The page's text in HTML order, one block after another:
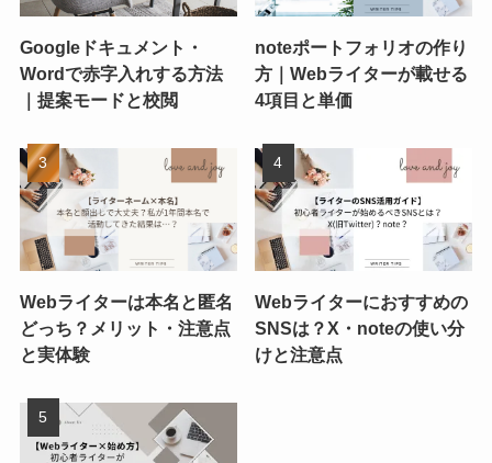
Googleドキュメント・
Wordで赤字入れする方法
｜提案モードと校閲
noteポートフォリオの作り
方｜Webライターが載せる
4項目と単価
Webライターは本名と匿名
どっち？メリット・注意点
と実体験
Webライターにおすすめの
SNSは？X・noteの使い分
けと注意点